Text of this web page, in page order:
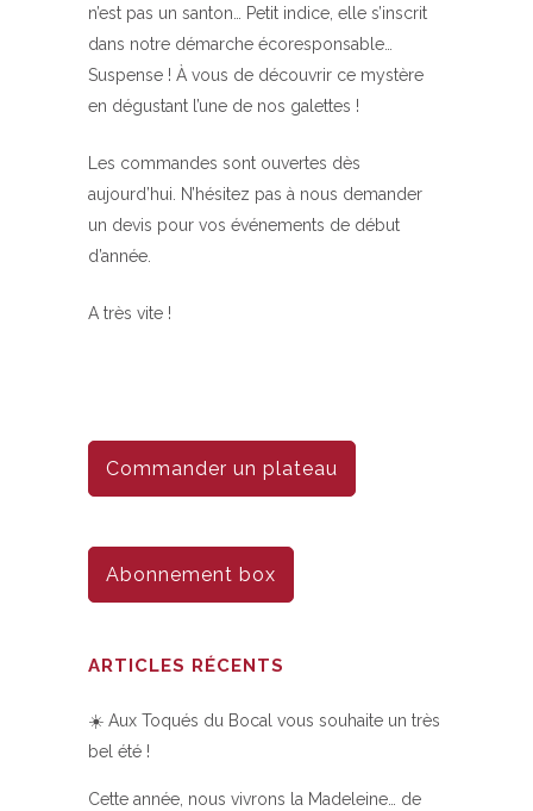
n’est pas un santon… Petit indice, elle s’inscrit
dans notre démarche écoresponsable…
Suspense ! À vous de découvrir ce mystère
en dégustant l’une de nos galettes !
Les commandes sont ouvertes dès
aujourd’hui. N’hésitez pas à nous demander
un devis pour vos événements de début
d’année.
A très vite !
Commander un plateau
Abonnement box
ARTICLES RÉCENTS
☀️ Aux Toqués du Bocal vous souhaite un très
bel été !
Cette année, nous vivrons la Madeleine… de